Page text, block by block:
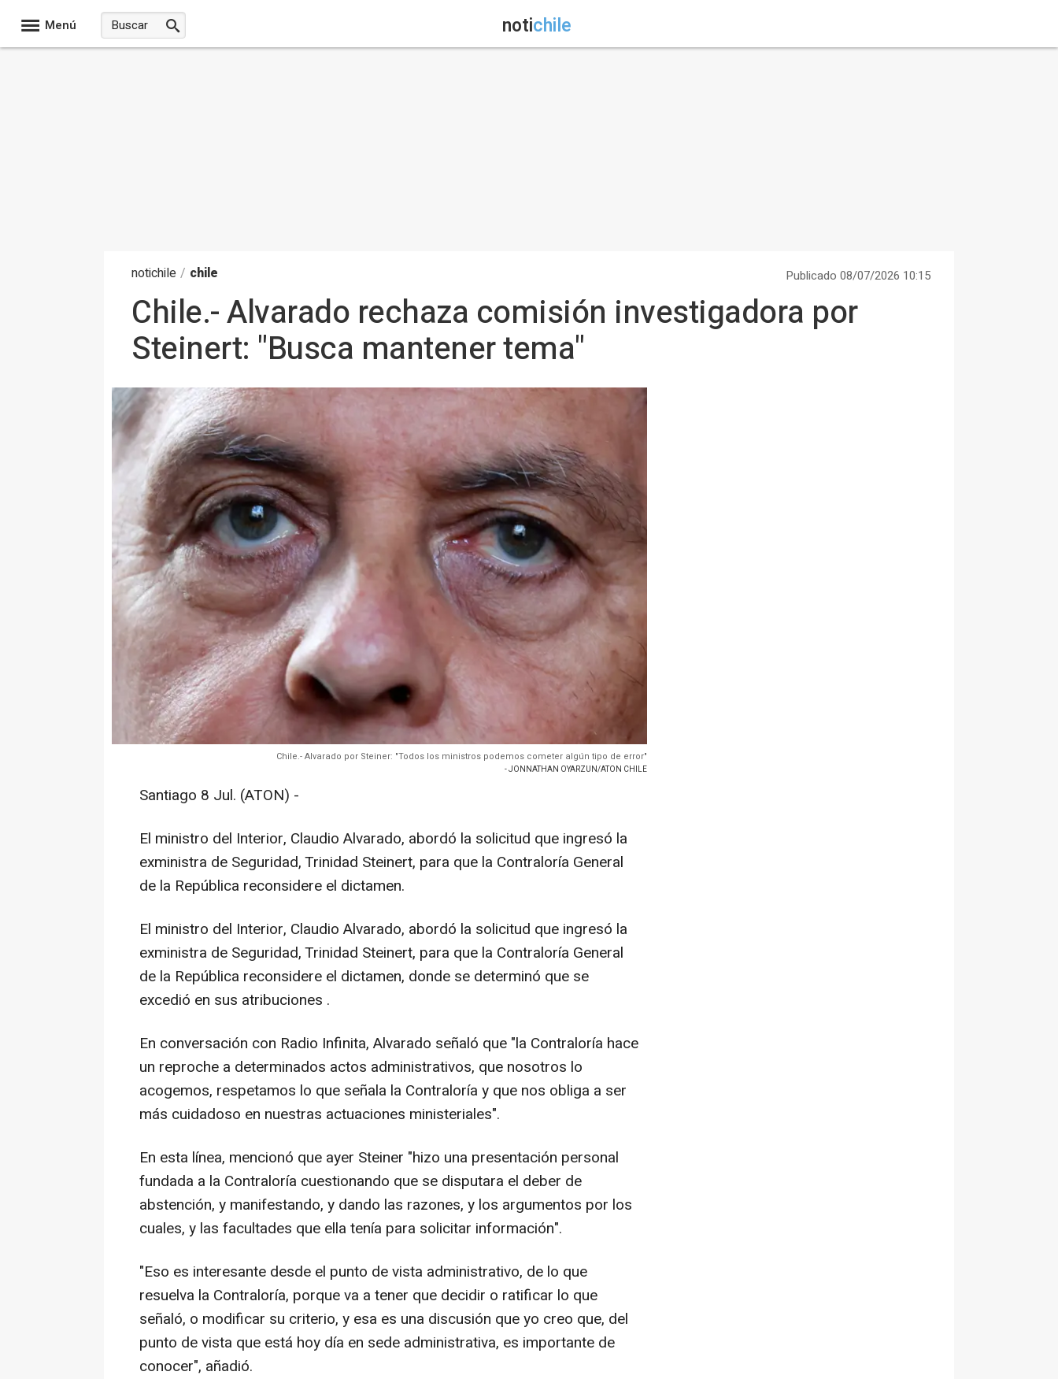
Menú notichile
notichile / chile Publicado 08/07/2026 10:15
Chile.- Alvarado rechaza comisión investigadora por
Steinert: "Busca mantener tema"
Chile.- Alvarado por Steiner: "Todos los ministros podemos cometer algún tipo de error"
- JONNATHAN OYARZUN/ATON CHILE
Santiago 8 Jul. (ATON) -
El ministro del Interior, Claudio Alvarado, abordó la solicitud que ingresó la
exministra de Seguridad, Trinidad Steinert, para que la Contraloría General
de la República reconsidere el dictamen.
El ministro del Interior, Claudio Alvarado, abordó la solicitud que ingresó la
exministra de Seguridad, Trinidad Steinert, para que la Contraloría General
de la República reconsidere el dictamen, donde se determinó que se
excedió en sus atribuciones .
En conversación con Radio Infinita, Alvarado señaló que "la Contraloría hace
un reproche a determinados actos administrativos, que nosotros lo
acogemos, respetamos lo que señala la Contraloría y que nos obliga a ser
más cuidadoso en nuestras actuaciones ministeriales".
En esta línea, mencionó que ayer Steiner "hizo una presentación personal
fundada a la Contraloría cuestionando que se disputara el deber de
abstención, y manifestando, y dando las razones, y los argumentos por los
cuales, y las facultades que ella tenía para solicitar información".
"Eso es interesante desde el punto de vista administrativo, de lo que
resuelva la Contraloría, porque va a tener que decidir o ratificar lo que
señaló, o modificar su criterio, y esa es una discusión que yo creo que, del
punto de vista que está hoy día en sede administrativa, es importante de
conocer", añadió.